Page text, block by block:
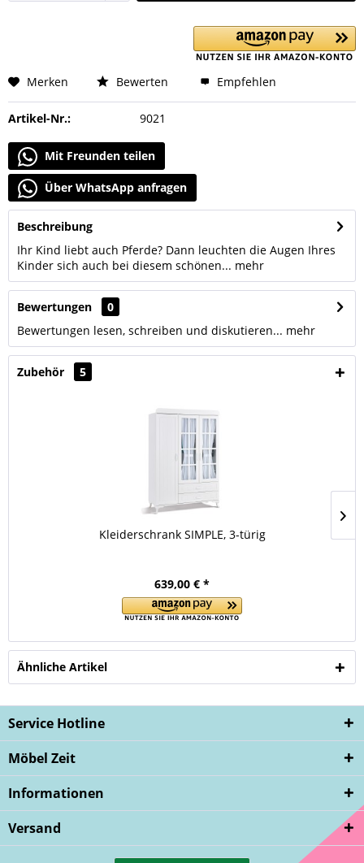
Merken Bewerten Empfehlen
Artikel-Nr.: 9021
Mit Freunden teilen
Über WhatsApp anfragen
Beschreibung
Ihr Kind liebt auch Pferde? Dann leuchten die Augen Ihres
Kinder sich auch bei diesem schönen... mehr
Bewertungen
0
Bewertungen lesen, schreiben und diskutieren... mehr
Zubehör 5
Kleiderschrank SIMPLE, 3-türig
639,00 € *
Ähnliche Artikel
Service Hotline
Möbel Zeit
Informationen
Versand